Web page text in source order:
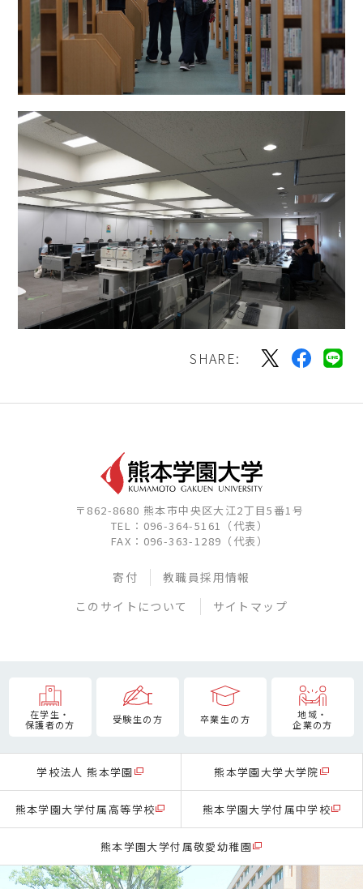
SHARE:
〒862-8680 熊本市中央区大江2丁目5番1号
TEL：096-364-5161（代表）
FAX：096-363-1289（代表）
寄付
教職員採用情報
このサイトについて
サイトマップ
在学生・
保護者の方
受験生の方 卒業生の方
地域・
企業の方
学校法人 熊本学園 熊本学園大学大学院
熊本学園大学付属高等学校 熊本学園大学付属中学校
熊本学園大学付属敬愛幼稚園